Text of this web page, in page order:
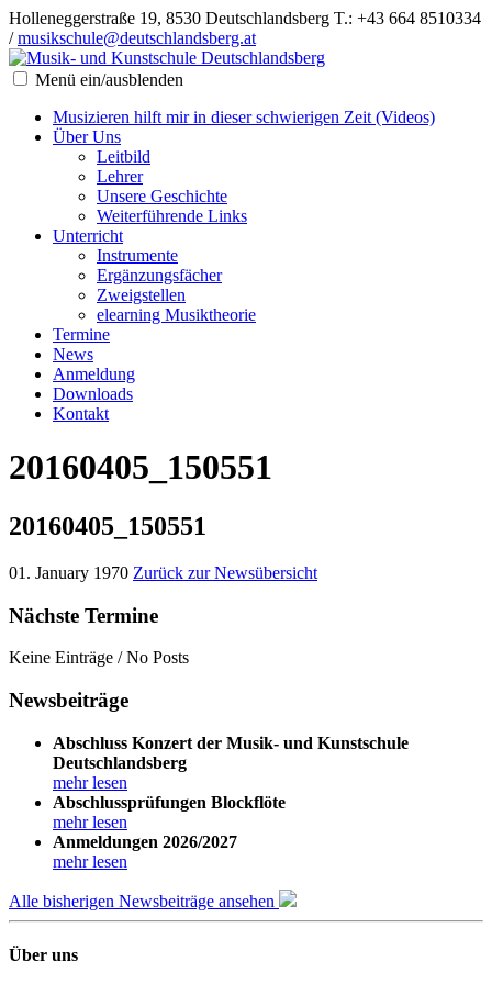
Holleneggerstraße 19, 8530 Deutschlandsberg T.: +43 664 8510334
/musikschule@deutschlandsberg.at
Menü ein/ausblenden
Musizieren hilft mir in dieser schwierigen Zeit (Videos)
Über Uns
Leitbild
Lehrer
Unsere Geschichte
Weiterführende Links
Unterricht
Instrumente
Ergänzungsfächer
Zweigstellen
elearning Musiktheorie
Termine
News
Anmeldung
Downloads
Kontakt
20160405_150551
20160405_150551
01. January 1970 Zurück zur Newsübersicht
Nächste Termine
Keine Einträge / No Posts
Newsbeiträge
Abschluss Konzert der Musik- und Kunstschule
Deutschlandsberg
mehr lesen
Abschlussprüfungen Blockflöte
mehr lesen
Anmeldungen 2026/2027
mehr lesen
Alle bisherigen Newsbeiträge ansehen
Über uns